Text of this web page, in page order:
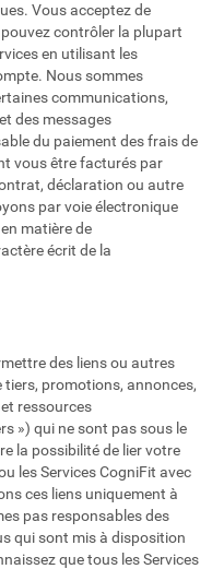
Vous acceptez de
contrôler la plupart
en utilisant les
Nous sommes
communications,
des messages
du paiement des frais de
vous être facturés par
déclaration ou autre
par voie électronique
matière de
écrit de la
des liens ou autres
promotions, annonces,
ressources
») qui ne sont pas sous le
la possibilité de lier votre
les Services CogniFit avec
ces liens uniquement à
pas responsables des
qui sont mis à disposition
que tous les Services